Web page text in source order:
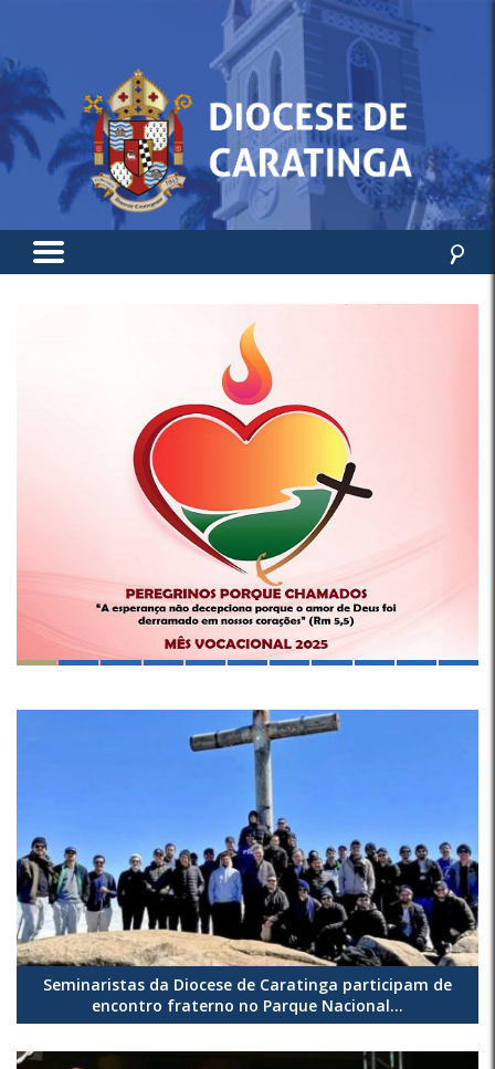
Seminaristas da Diocese de Caratinga participam de
encontro fraterno no Parque Nacional...